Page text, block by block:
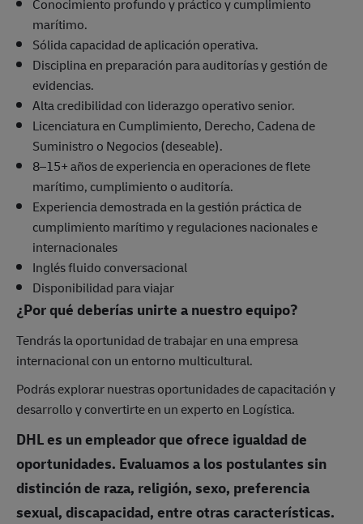
Conocimiento profundo y práctico y cumplimiento
marítimo.
Sólida capacidad de aplicación operativa.
Disciplina en preparación para auditorías y gestión de
evidencias.
Alta credibilidad con liderazgo operativo senior.
Licenciatura en Cumplimiento, Derecho, Cadena de
Suministro o Negocios (deseable).
8–15+ años de experiencia en operaciones de flete
marítimo, cumplimiento o auditoría.
Experiencia demostrada en la gestión práctica de
cumplimiento marítimo y regulaciones nacionales e
internacionales
Inglés fluido conversacional
Disponibilidad para viajar
¿Por qué deberías unirte a nuestro equipo?
Tendrás la oportunidad de trabajar en una empresa
internacional con un entorno multicultural.
Podrás explorar nuestras oportunidades de capacitación y
desarrollo y convertirte en un experto en Logística.
DHL es un empleador que ofrece igualdad de
oportunidades. Evaluamos a los postulantes sin
distinción de raza, religión, sexo, preferencia
sexual, discapacidad, entre otras características.